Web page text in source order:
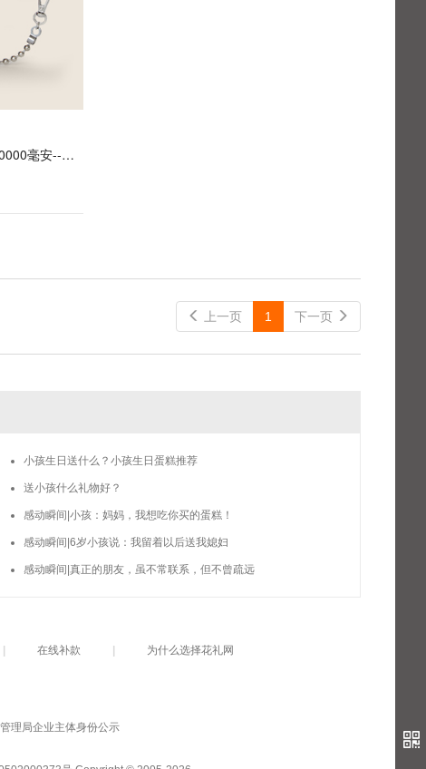
GOC IN C橙色涂鸦熊充电宝/10000毫安--手作毛绒玩偶公仔 新潮 便携
上一页 1 下一页
小孩生日送什么？小孩生日蛋糕推荐
送小孩什么礼物好？
感动瞬间|小孩：妈妈，我想吃你买的蛋糕！
感动瞬间|6岁小孩说：我留着以后送我媳妇
感动瞬间|真正的朋友，虽不常联系，但不曾疏远
在线补款 为什么选择花礼网